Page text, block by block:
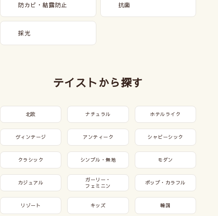
防カビ・結露防止 抗菌
採光
テイストから探す
北欧 ナチュラル ホテルライク
ヴィンテージ アンティーク シャビーシック
クラシック シンプル・無地 モダン
カジュアル
ガーリー・
フェミニン
ポップ・カラフル
リゾート キッズ 韓国